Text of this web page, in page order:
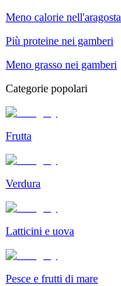
Meno calorie nell'aragosta
Più proteine nei gamberi
Meno grasso nei gamberi
Categorie popolari
Frutta
Verdura
Latticini e uova
Pesce e frutti di mare